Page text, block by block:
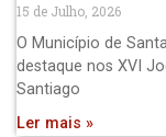
15 de Julho, 2026
O Município de
destaque nos XVI
Santiago
Ler mais »